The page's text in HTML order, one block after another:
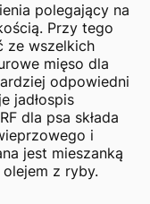
polegający na
Przy tego
ze wszelkich
mięso dla
odpowiedni
jadłospis
dla psa składa
i
jest mieszanką
z ryby.